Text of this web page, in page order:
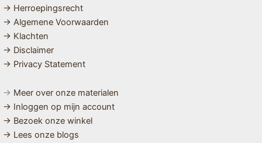
→ Herroepingsrecht
→ Algemene Voorwaarden
→ Klachten
→ Disclaimer
→ Privacy Statement
→ Meer over onze materialen
→ Inloggen op mijn account
→ Bezoek onze winkel
→ Lees onze blogs